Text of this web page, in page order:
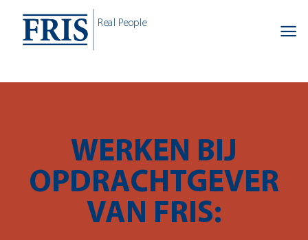
content
Real People
WERKEN BIJ
OPDRACHTGEVER
VAN FRIS: